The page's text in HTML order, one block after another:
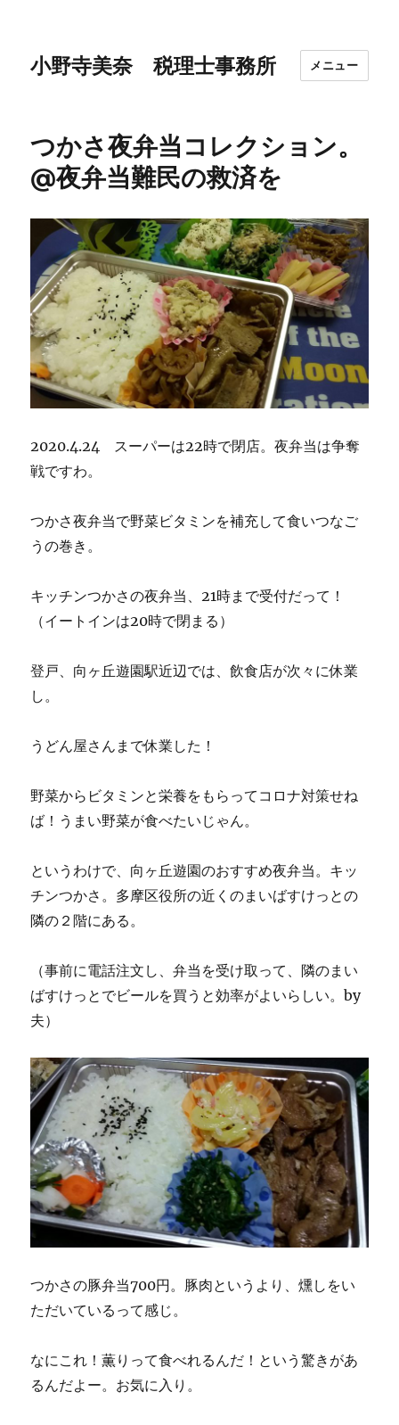
小野寺美奈 税理士事務所 メニュー
つかさ夜弁当コレクション。
@夜弁当難民の救済を
2020.4.24 スーパーは22時で閉店。夜弁当は争奪
戦ですわ。
つかさ夜弁当で野菜ビタミンを補充して食いつなご
うの巻き。
キッチンつかさの夜弁当、21時まで受付だって！
（イートインは20時で閉まる）
登戸、向ヶ丘遊園駅近辺では、飲食店が次々に休業
し。
うどん屋さんまで休業した！
野菜からビタミンと栄養をもらってコロナ対策せね
ば！うまい野菜が食べたいじゃん。
というわけで、向ヶ丘遊園のおすすめ夜弁当。キッ
チンつかさ。多摩区役所の近くのまいばすけっとの
隣の２階にある。
（事前に電話注文し、弁当を受け取って、隣のまい
ばすけっとでビールを買うと効率がよいらしい。by
夫）
つかさの豚弁当700円。豚肉というより、燻しをい
ただいているって感じ。
なにこれ！薫りって食べれるんだ！という驚きがあ
るんだよー。お気に入り。